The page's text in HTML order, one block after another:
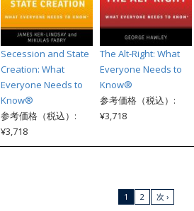
Secession and State
Creation: What
Everyone Needs to
Know®
参考価格（税込）:
¥3,718
The Alt-Right: What
Everyone Needs to
Know®
参考価格（税込）:
¥3,718
1 2 次 ›